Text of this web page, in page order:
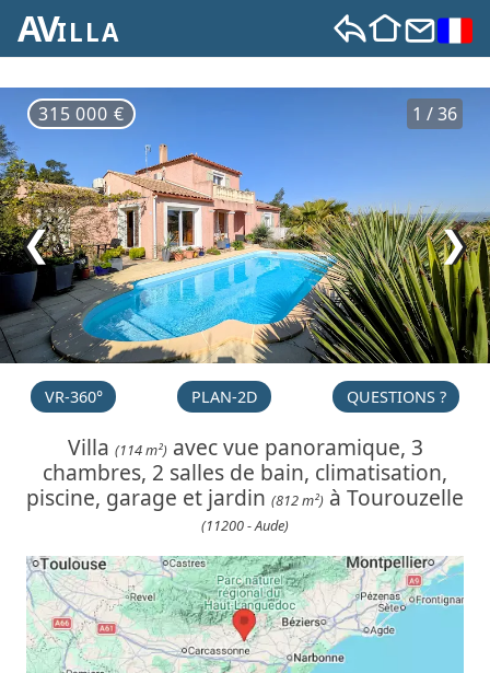
AVILLA
1 / 36
315 000 €
❯
❮
VR-360° PLAN-2D QUESTIONS ?
Villa (114 m²)avec vue panoramique, 3
chambres, 2 salles de bain, climatisation,
piscine, garage et jardin (812 m²) à Tourouzelle
(11200 - Aude)